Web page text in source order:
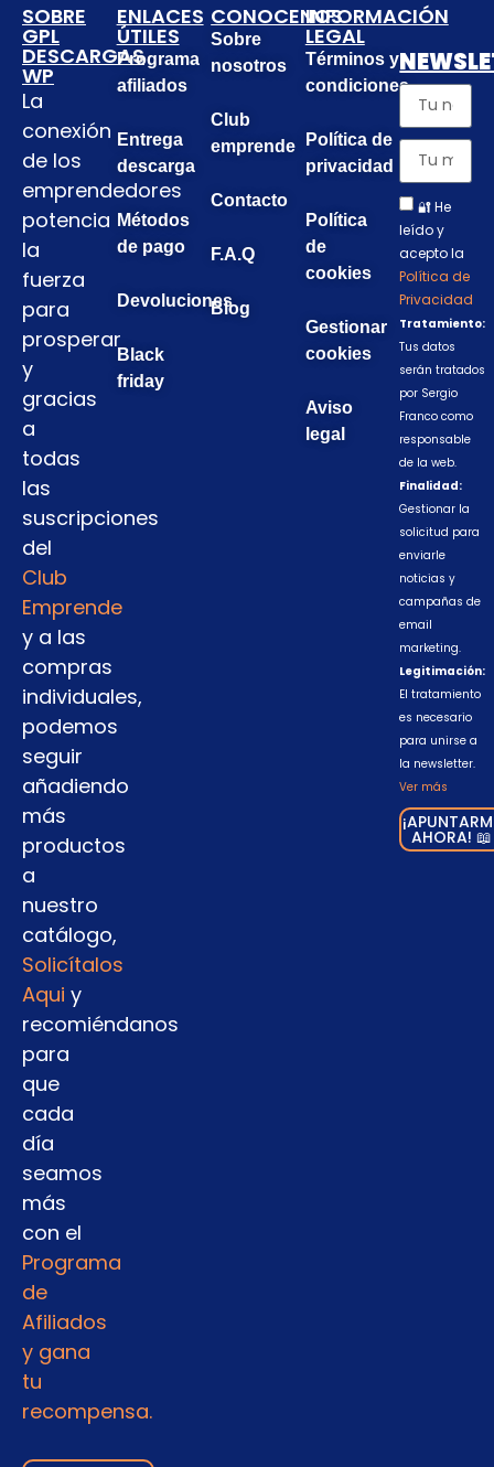
SOBRE
GPL
DESCARGAS
WP
La
conexión
de los
emprendedores
potencia
la
fuerza
para
prosperar
y
gracias
a
todas
las
suscripciones
del
Club
Emprende
y a las
compras
individuales,
podemos
seguir
añadiendo
más
productos
a
nuestro
catálogo,
Solicítalos
Aqui y
recomiéndanos
para
que
cada
día
seamos
más
con el
Programa
de
Afiliados
y gana
tu
recompensa.
ENLACES
ÚTILES
Programa
afiliados
Entrega
descarga
Métodos
de pago
Devoluciones
Black
friday
CONOCENOS
Sobre
nosotros
Club
emprende
Contacto
F.A.Q
Blog
INFORMACIÓN
LEGAL
Términos y
condiciones
Política de
privacidad
Política
de
cookies
Gestionar
cookies
Aviso
legal
🔐 He
leído y
acepto la
Política de
Privacidad
Tratamiento:
Tus datos
serán tratados
por Sergio
Franco como
responsable
de la web.
Finalidad:
Gestionar la
solicitud para
enviarle
noticias y
campañas de
email
marketing.
Legitimación:
El tratamiento
es necesario
para unirse a
la newsletter.
Ver más
AHORA! 📖